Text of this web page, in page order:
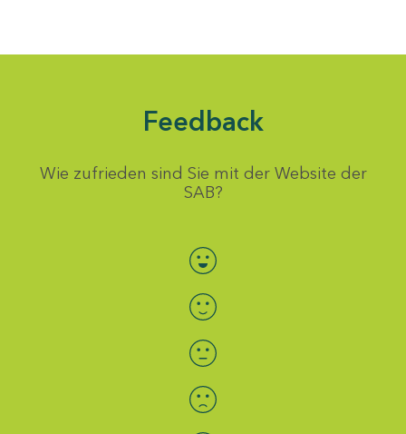
Feedback
Wie zufrieden sind Sie mit der Website der
SAB?
Bewertung auswählen